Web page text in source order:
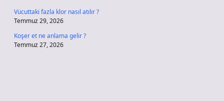
Vücuttaki fazla klor nasıl atılır ?
Temmuz 29, 2026
Koşer et ne anlama gelir ?
Temmuz 27, 2026